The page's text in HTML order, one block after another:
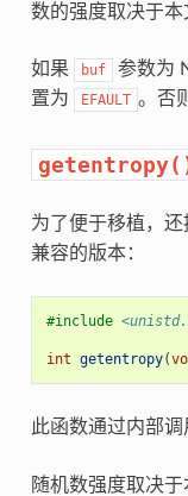
数的强度取决于本
如果 buf 参数为
置为
EFAULT 。否
为了便于移植，
兼容的版本：
#include
int getentropy(
此函数通过内部调
随机数强度取决于